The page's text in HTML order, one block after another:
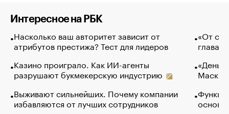
Интересное на РБК
Насколько ваш авторитет зависит от
атрибутов престижа? Тест для лидеров
Казино проиграло. Как ИИ-агенты
разрушают букмекерскую индустрию
Выживают сильнейших. Почему компании
избавляются от лучших сотрудников
«От
глава
Маск в
основ